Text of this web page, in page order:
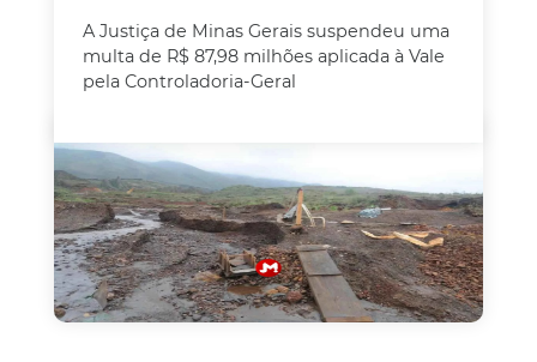
A Justiça de Minas Gerais suspendeu uma
multa de R$ 87,98 milhões aplicada à Vale
pela Controladoria-Geral